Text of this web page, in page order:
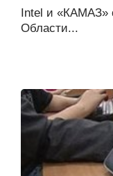
Intel и «КАМАЗ»
Области...